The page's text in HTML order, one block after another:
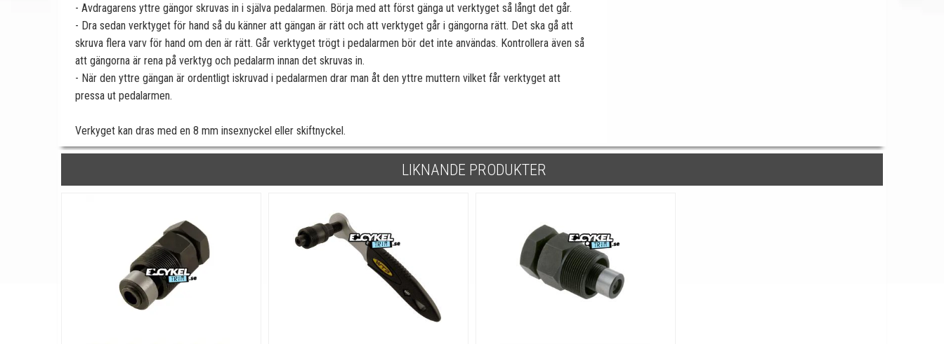
- Avdragarens yttre gängor skruvas in i själva pedalarmen. Börja med att först gänga ut verktyget så långt det går.
- Dra sedan verktyget för hand så du känner att gängan är rätt och att verktyget går i gängorna rätt. Det ska gå att
skruva flera varv för hand om den är rätt. Går verktyget trögt i pedalarmen bör det inte användas. Kontrollera även så
att gängorna är rena på verktyg och pedalarm innan det skruvas in.
- När den yttre gängan är ordentligt iskruvad i pedalarmen drar man åt den yttre muttern vilket får verktyget att
pressa ut pedalarmen.
Verkyget kan dras med en 8 mm insexnyckel eller skiftnyckel.
LIKNANDE PRODUKTER